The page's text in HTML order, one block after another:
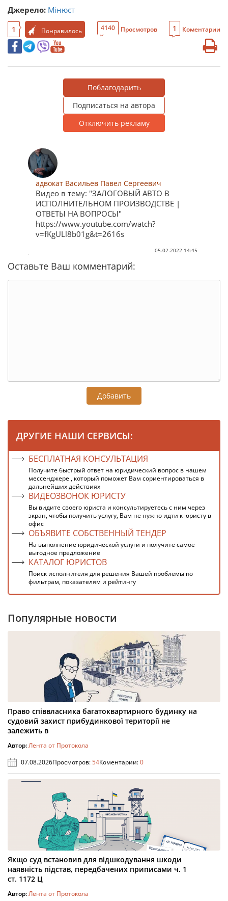
Джерело: Мінюст
1 Понравилось 4140 Просмотров 1 Коментарии
Поблагодарить
Подписаться на автора
Отключить рекламу
адвокат Васильев Павел Сергеевич
Видео в тему: "ЗАЛОГОВЫЙ АВТО В
ИСПОЛНИТЕЛЬНОМ ПРОИЗВОДСТВЕ |
ОТВЕТЫ НА ВОПРОСЫ"
https://www.youtube.com/watch?
v=fKgULl8b01g&t=2616s
05.02.2022 14:45
Оставьте Ваш комментарий:
Добавить
ДРУГИЕ НАШИ СЕРВИСЫ:
БЕСПЛАТНАЯ КОНСУЛЬТАЦИЯ
Получите быстрый ответ на юридический вопрос в нашем
мессенджере , который поможет Вам сориентироваться в
дальнейших действиях
ВИДЕОЗВОНОК ЮРИСТУ
Вы видите своего юриста и консультируетесь с ним через
экран, чтобы получить услугу, Вам не нужно идти к юристу в
офис
ОБЪЯВИТЕ СОБСТВЕННЫЙ ТЕНДЕР
На выполнение юридической услуги и получите самое
выгодное предложение
КАТАЛОГ ЮРИСТОВ
Поиск исполнителя для решения Вашей проблемы по
фильтрам, показателям и рейтингу
Популярные новости
Право співвласника багатоквартирного будинку на
судовий захист прибудинкової території не
залежить в
Автор:Лента от Протокола
07.08.2026Просмотров:54Коментарии:0
Якщо суд встановив для відшкодування шкоди
наявність підстав, передбачених приписами ч. 1
ст. 1172 Ц
Автор:Лента от Протокола